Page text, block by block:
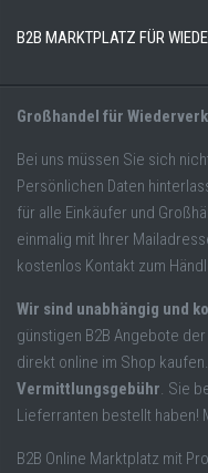
B2B MARKTPLATZ FÜR
Großhandel für
Bei uns müssen Sie sich
Persönlichen Daten
für alle Einkäufer und
einmalig mit Ihrer
kostenlos Kontakt zum
Wir sind unabhängig und
günstigen B2B Angebote
direkt online im Shop
Vermittlungsgebühr. Sie
Lieferranten bestellt haben!
B2B Online Marktplatz mit